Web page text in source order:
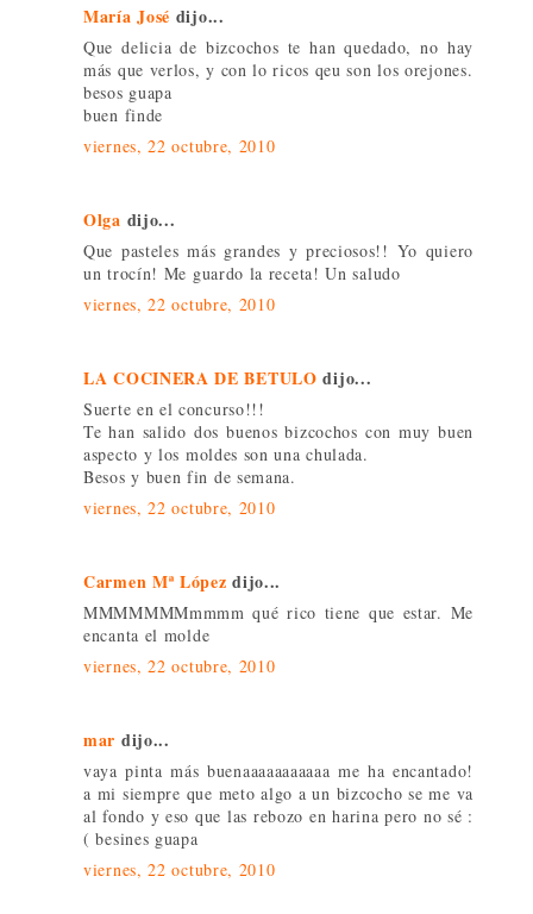
María José dijo...
Que delicia de bizcochos te han quedado, no hay
más que verlos, y con lo ricos qeu son los orejones.
besos guapa
buen finde
viernes, 22 octubre, 2010
Olga dijo...
Que pasteles más grandes y preciosos!! Yo quiero
un trocín! Me guardo la receta! Un saludo
viernes, 22 octubre, 2010
LA COCINERA DE BETULO dijo...
Suerte en el concurso!!!
Te han salido dos buenos bizcochos con muy buen
aspecto y los moldes son una chulada.
Besos y buen fin de semana.
viernes, 22 octubre, 2010
Carmen Mª López dijo...
MMMMMMMmmmm qué rico tiene que estar. Me
encanta el molde
viernes, 22 octubre, 2010
mar dijo...
vaya pinta más buenaaaaaaaaaaa me ha encantado!
a mi siempre que meto algo a un bizcocho se me va
al fondo y eso que las rebozo en harina pero no sé :
( besines guapa
viernes, 22 octubre, 2010